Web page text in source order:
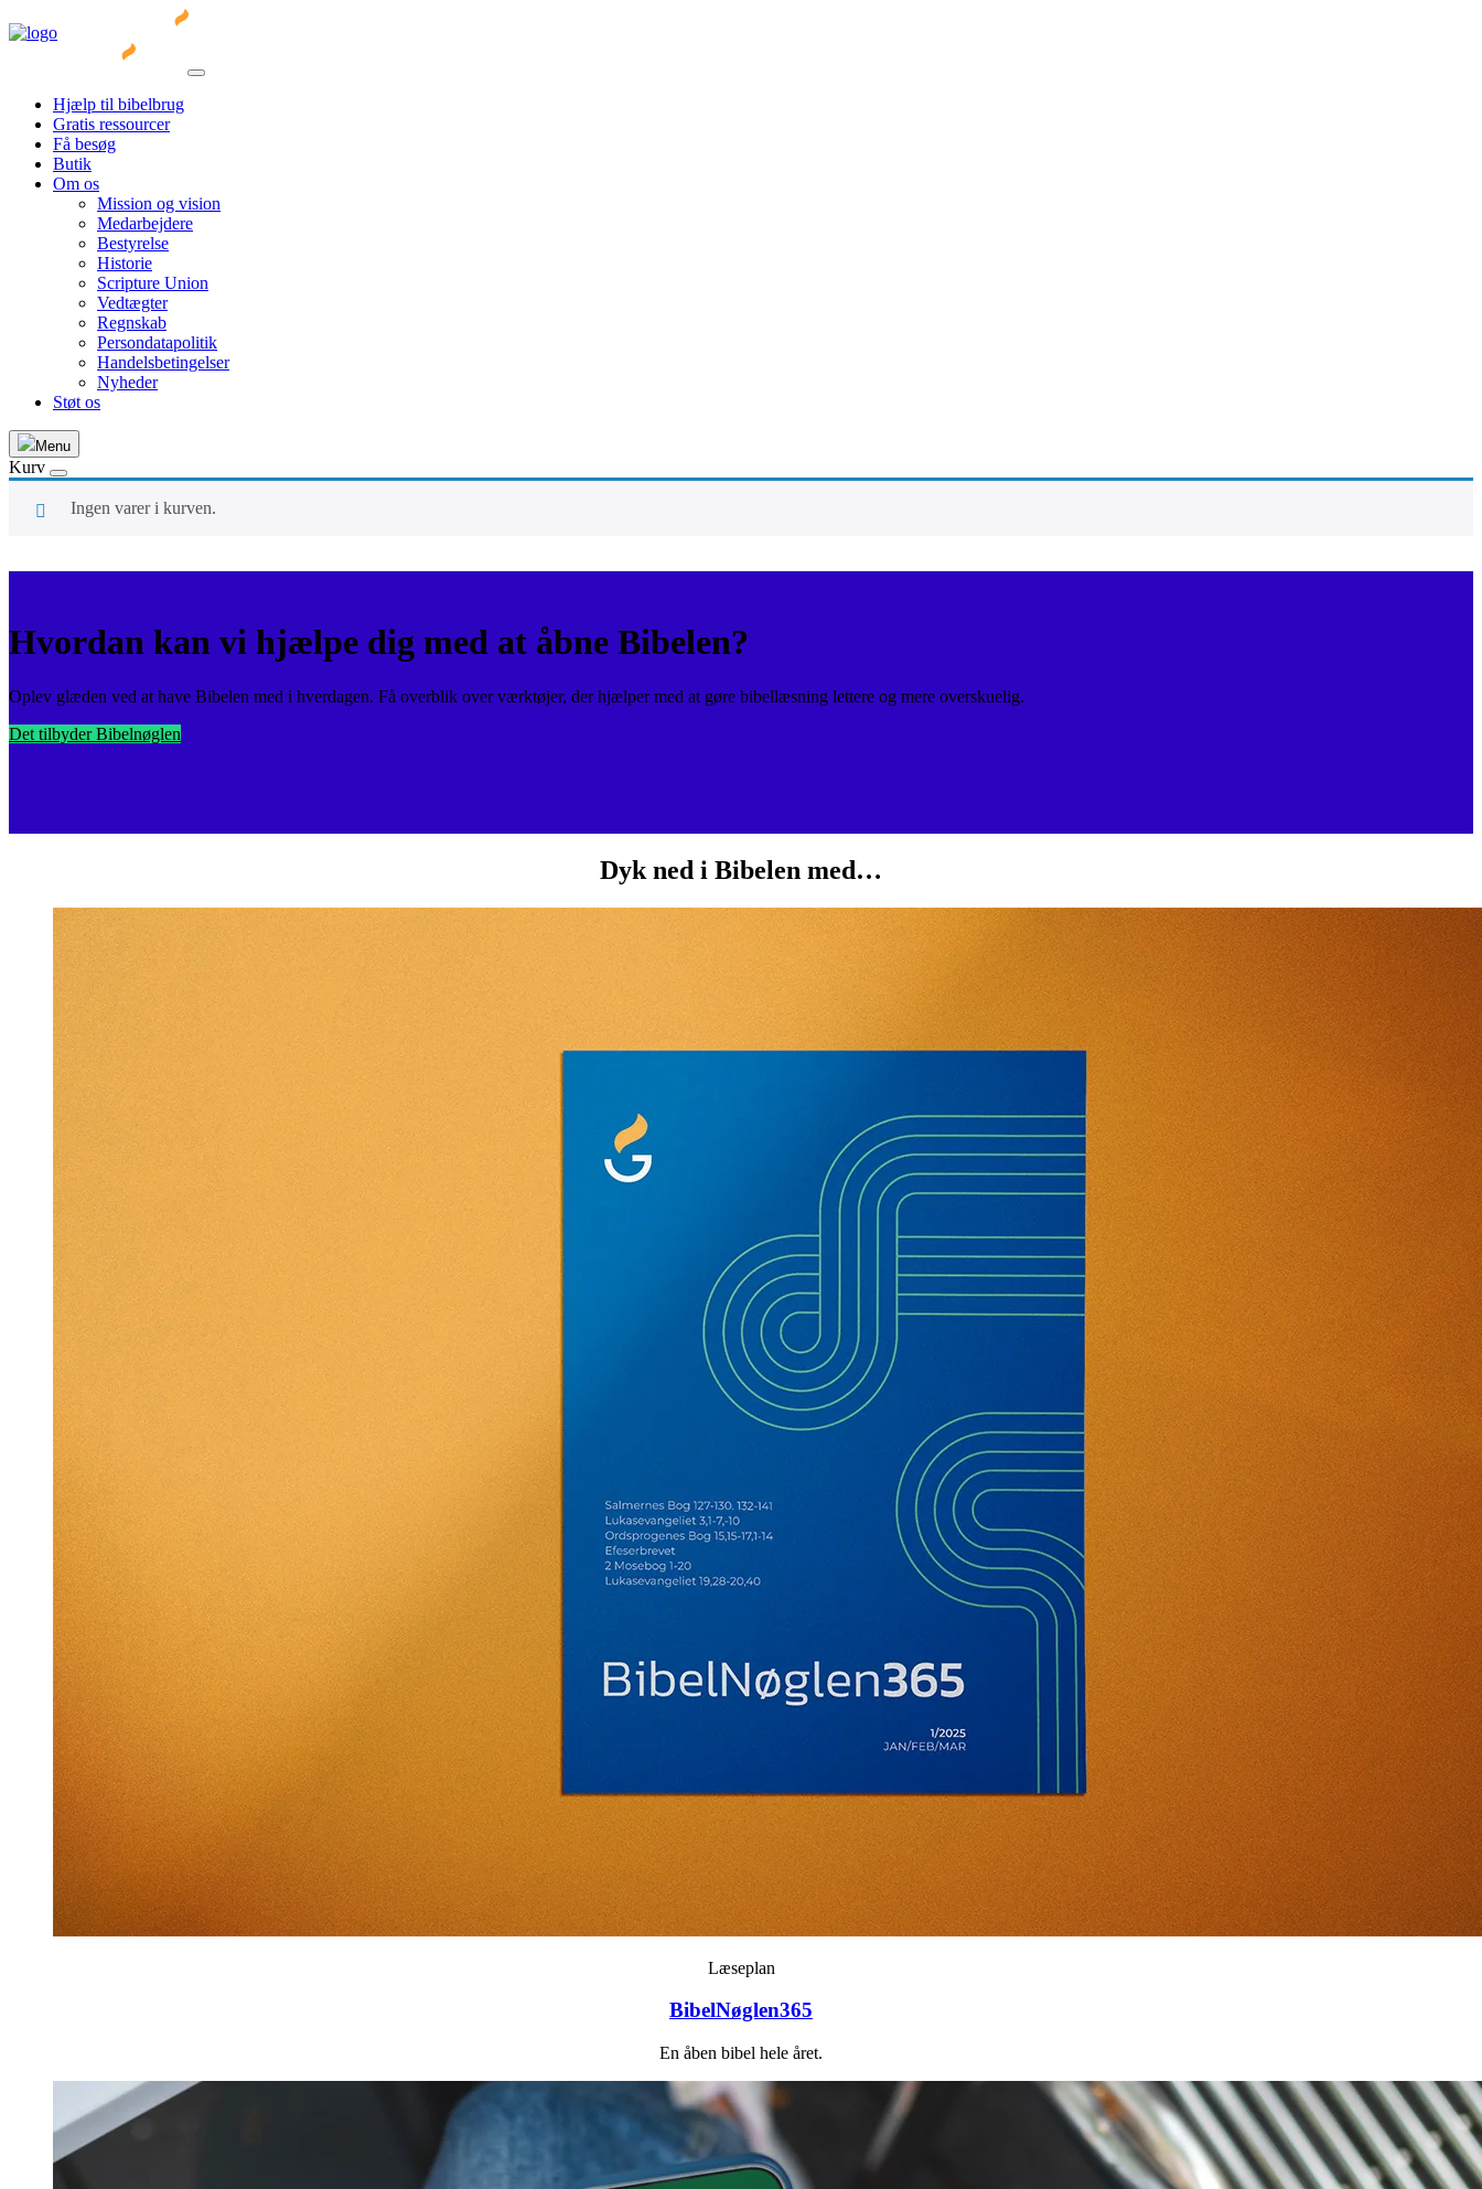
Hjælp til bibelbrug
Gratis ressourcer
Få besøg
Butik
Om os
Mission og vision
Medarbejdere
Bestyrelse
Historie
Scripture Union
Vedtægter
Regnskab
Persondatapolitik
Handelsbetingelser
Nyheder
Støt os
Menu
Kurv
Ingen varer i kurven.
Hvordan kan vi hjælpe dig med at åbne Bibelen?
Oplev glæden ved at have Bibelen med i hverdagen. Få overblik over værktøjer, der hjælper med at gøre bibellæsning lettere og mere overskuelig.
Det tilbyder Bibelnøglen
Dyk ned i Bibelen med…
Læseplan
BibelNøglen365
En åben bibel hele året.